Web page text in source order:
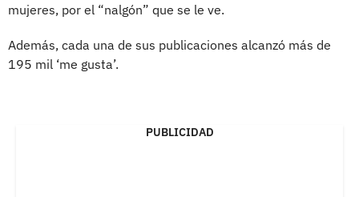
mujeres, por el “nalgón” que se le ve.
Además, cada una de sus publicaciones alcanzó más de
195 mil ‘me gusta’.
PUBLICIDAD